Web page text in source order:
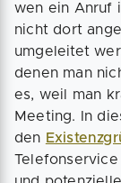
wen ein Anruf
nicht dort
umgeleitet
denen man
es, weil man
Meeting. In
den